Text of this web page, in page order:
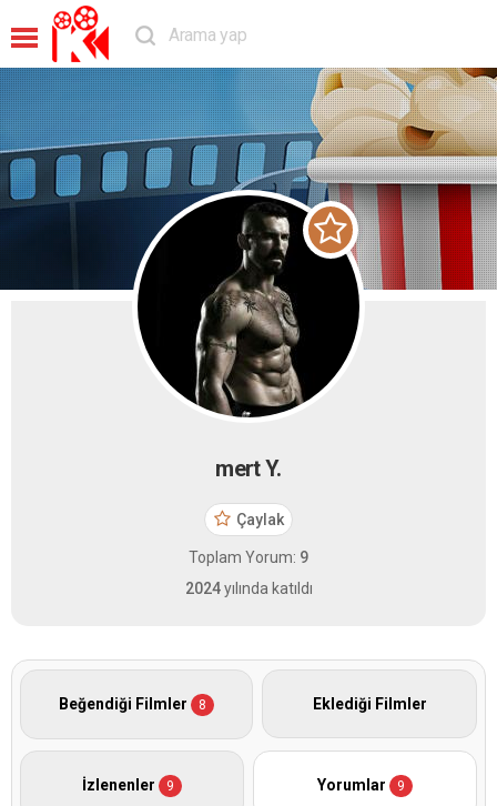
mert Y.
Çaylak
Toplam Yorum: 9
2024yılında katıldı
Beğendiği Filmler 8 Eklediği Filmler
İzlenenler 9 Yorumlar 9